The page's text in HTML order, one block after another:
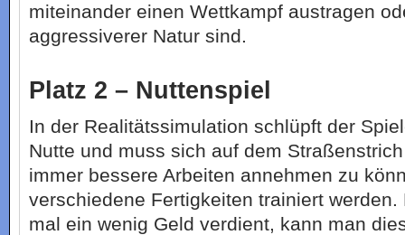
miteinander einen Wettkampf austragen
aggressiverer Natur sind.
Platz 2 – Nuttenspiel
In der Realitätssimulation schlüpft der
Nutte und muss sich auf dem
immer bessere Arbeiten annehmen zu
verschiedene Fertigkeiten trainiert werden.
mal ein wenig Geld verdient, kann man